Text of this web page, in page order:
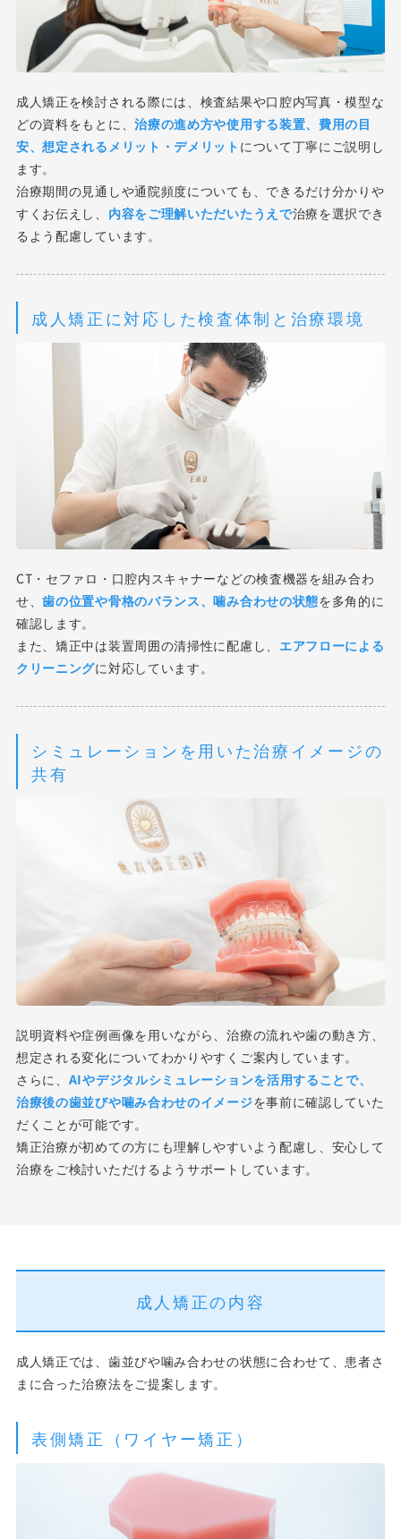
成人矯正を検討される際には、検査結果や口腔内写真・模型な
どの資料をもとに、治療の進め方や使用する装置、費用の目
安、想定されるメリット・デメリット について丁寧にご説明し
ます。
治療期間の見通しや通院頻度についても、できるだけ分かりや
すくお伝えし、 内容をご理解いただいたうえで治療を選択でき
るよう配慮しています。
成人矯正に対応した検査体制と治療環境
CT・セファロ・口腔内スキャナーなどの検査機器を組み合わ
せ、歯の位置や骨格のバランス、噛み合わせの状態を多角的に
確認します。
また、矯正中は装置周囲の清掃性に配慮し、 エアフローによる
クリーニングに対応しています。
シミュレーションを用いた治療イメージの
共有
説明資料や症例画像を用いながら、治療の流れや歯の動き方、
想定される変化についてわかりやすくご案内しています。
さらに、 AIやデジタルシミュレーションを活用することで、
治療後の歯並びや噛み合わせのイメージを事前に確認していた
だくことが可能です。
矯正治療が初めての方にも理解しやすいよう配慮し、安心して
治療をご検討いただけるようサポートしています。
成人矯正の内容
成人矯正では、歯並びや噛み合わせの状態に合わせて、患者さ
まに合った治療法をご提案します。
表側矯正（ワイヤー矯正）